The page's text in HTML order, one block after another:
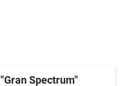
"Gran Spectrum"